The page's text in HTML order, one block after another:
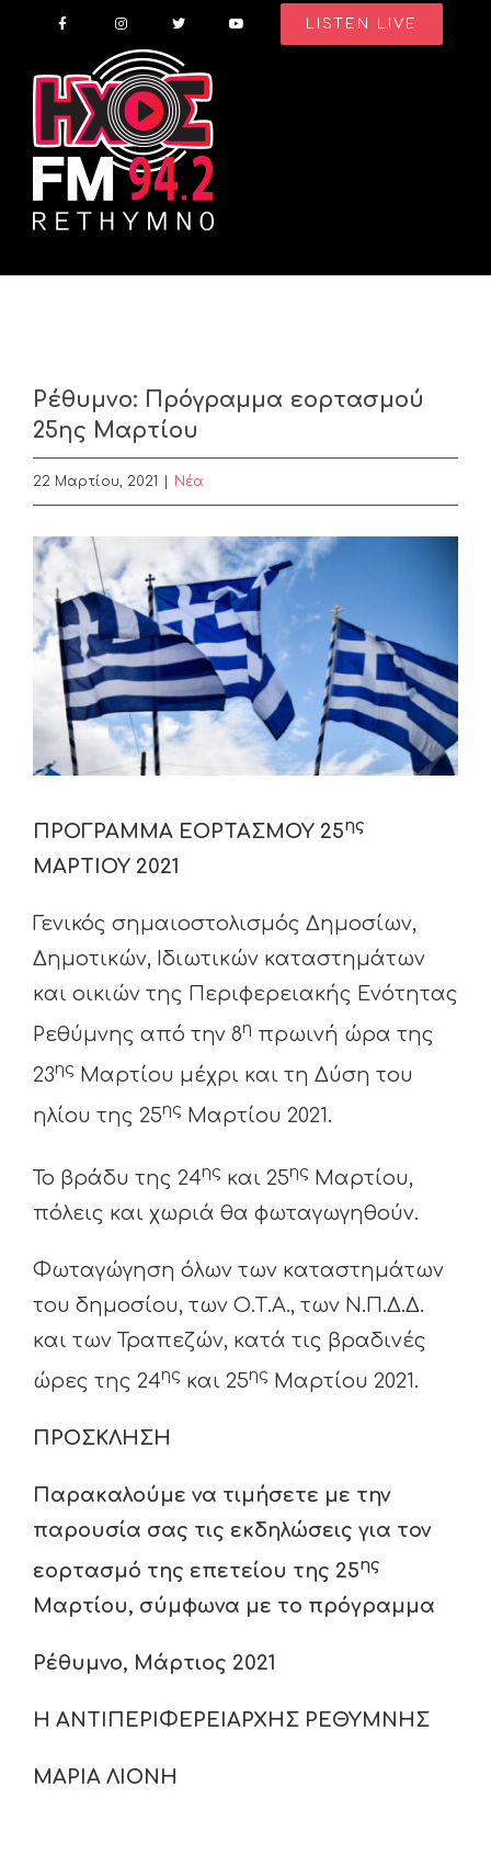
content
LISTEN LIVE
Ρέθυμνο: Πρόγραμμα εορτασμού
25ης Μαρτίου
22 Μαρτίου, 2021 Nέα
View
Larger
Image
ΠΡΟΓΡΑΜΜΑ ΕΟΡΤΑΣΜΟΥ 25ης
ΜΑΡΤΙΟΥ 2021
Γενικός σημαιοστολισμός Δημοσίων,
Δημοτικών, Ιδιωτικών καταστημάτων
και οικιών της Περιφερειακής Ενότητας
Ρεθύμνης από την 8η πρωινή ώρα της
23ης Μαρτίου μέχρι και τη Δύση του
ηλίου της 25ης Μαρτίου 2021.
Το βράδυ της 24ης και 25ης Μαρτίου,
πόλεις και χωριά θα φωταγωγηθούν.
Φωταγώγηση όλων των καταστημάτων
του δημοσίου, των Ο.Τ.Α., των Ν.Π.Δ.Δ.
και των Τραπεζών, κατά τις βραδινές
ώρες της 24ης και 25ης Μαρτίου 2021.
ΠΡΟΣΚΛΗΣΗ
Παρακαλούμε να τιμήσετε με την
παρουσία σας τις εκδηλώσεις για τον
εορτασμό της επετείου της 25ης
Μαρτίου, σύμφωνα με το πρόγραμμα
Ρέθυμνο, Μάρτιος 2021
Η ΑΝΤΙΠΕΡΙΦΕΡΕΙΑΡΧΗΣ ΡΕΘΥΜΝΗΣ
ΜΑΡΙΑ ΛΙΟΝΗ